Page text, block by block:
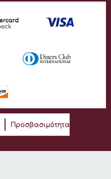
Προσβασιμότητα